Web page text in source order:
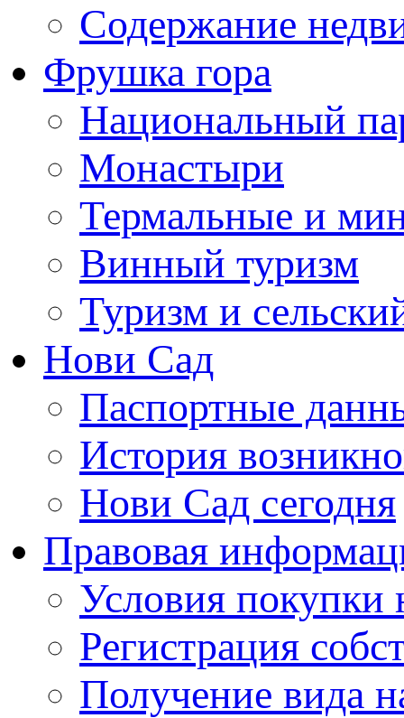
Содержание
Фрушка гора
Национальный
Монастыри
Термальные и
Винный туризм
Туризм и
Нови Сад
Паспортные
История
Нови Сад сегодня
Правовая
Условия
Регистрация
Получение вида